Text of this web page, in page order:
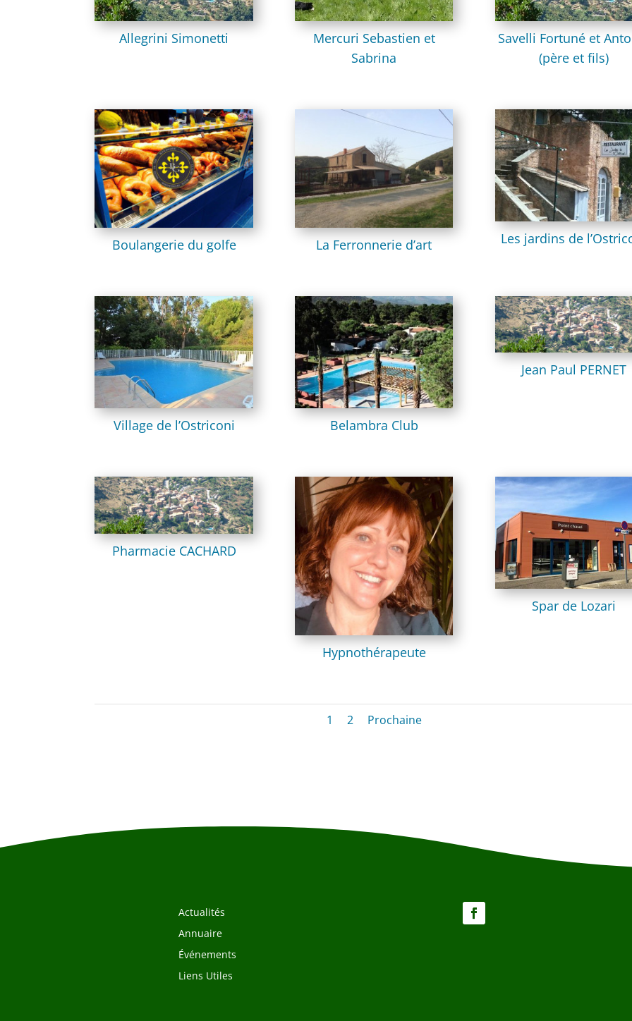
Allegrini Simonetti
Mercuri Sebastien et
Sabrina
Savelli Fortuné et
(père et fils)
Boulangerie du golfe La Ferronnerie d’art Les jardins de
Village de l’Ostriconi Belambra Club
Jean Paul PERNET
Pharmacie CACHARD
Hypnothérapeute
Spar de Lozari
1 2 Prochaine
Actualités
Annuaire
Événements
Liens Utiles